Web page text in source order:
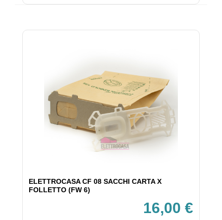
ELETTROCASA CF 08 SACCHI CARTA X
FOLLETTO (FW 6)
16,00 €